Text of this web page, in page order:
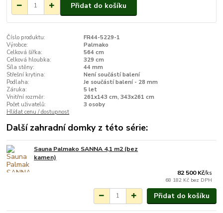
Přidat do košíku
Číslo produktu:
FR44-5229-1
Výrobce:
Palmako
Celková šířka:
564 cm
Celková hloubka:
329 cm
Síla stěny:
44 mm
Střešní krytina:
Není součástí balení
Podlaha:
Je součástí balení - 28 mm
Záruka:
5 let
Vnitřní rozměr:
261x143 cm, 343x261 cm
Počet uživatelů:
3 osoby
Hlídat cenu / dostupnost
Další zahradní domky z této série:
Sauna Palmako SANNA 4,1 m2 (bez
kamen)
82 500 Kč/ks
68 182 Kč bez DPH
Přidat do košíku